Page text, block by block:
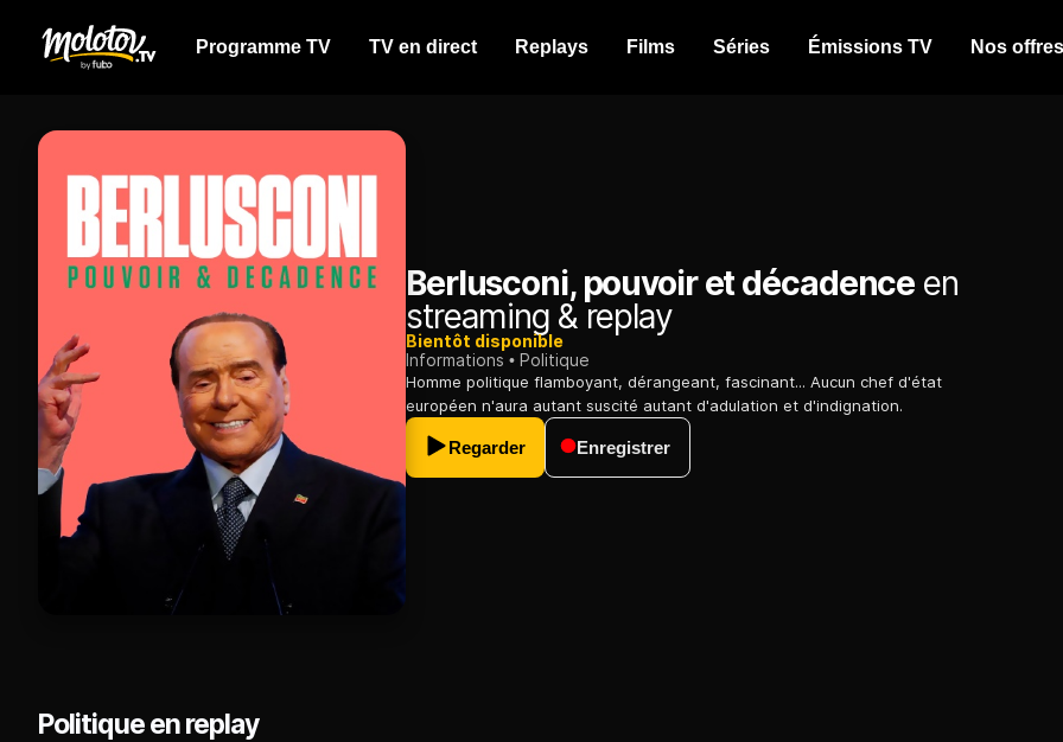
Programme TV TV en direct Replays Films Séries Émissions TV Nos offres
Berlusconi, pouvoir et décadence en
streaming & replay
Bientôt disponible
Informations
Politique
Homme politique flamboyant, dérangeant, fascinant... Aucun chef d'état
européen n'aura autant suscité autant d'adulation et d'indignation.
Regarder Enregistrer
Politique en replay